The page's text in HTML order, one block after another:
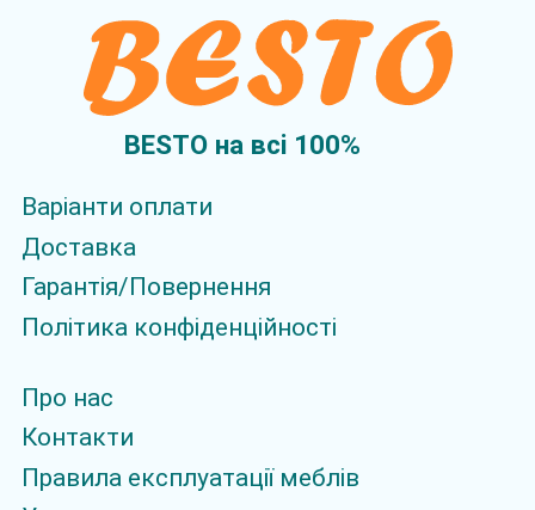
BESTO на всi 100%
Варіанти оплати
Доставка
Гарантія/Повернення
Політика конфіденційності
Про нас
Контакти
Правила експлуатації меблів